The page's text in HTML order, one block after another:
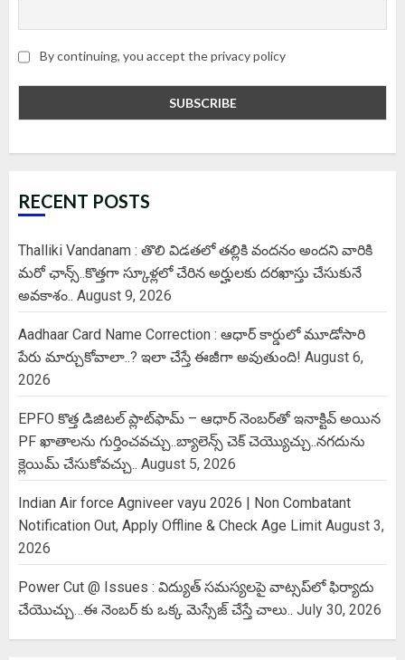
By continuing, you accept the privacy policy
RECENT POSTS
Thalliki Vandanam : తొలి విడతలో తల్లికి వందనం అందని వారికి
మరో ఛాన్స్..కొత్తగా స్కూళ్లలో చేరిన అర్హులకు దరఖాస్తు చేసుకునే
అవకాశం.. August 9, 2026
Aadhaar Card Name Correction : ఆధార్ కార్డులో మూడోసారి
పేరు మార్చుకోవాలా..? ఇలా చేస్తే ఈజీగా అవుతుంది! August 6,
2026
EPFO కొత్త డిజిటల్ ప్లాట్‌ఫామ్‌ – ఆధార్ నెంబర్‌తో ఇనాక్టివ్ అయిన
PF ఖాతాలను గుర్తించవచ్చు..బ్యాలెన్స్ చెక్ చెయ్యొచ్చు..నగదును
క్లెయిమ్ చేసుకోవచ్చు.. August 5, 2026
Indian Air force Agniveer vayu 2026 | Non Combatant
Notification Out, Apply Offline & Check Age Limit August 3,
2026
Power Cut @ Issues : విద్యుత్ సమస్యలపై వాట్సప్‌లో ఫిర్యాదు
చేయొచ్చు…ఈ నెంబర్ కు ఒక్క మెస్సేజ్ చేస్తే చాలు.. July 30, 2026